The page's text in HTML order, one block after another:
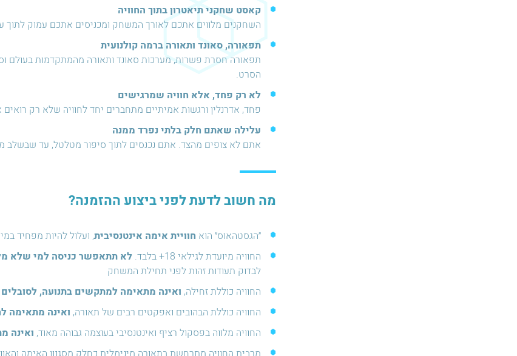
קאסט שחקני תיאטרון בתוך החוויה
השחקנים מלווים אתכם לאורך המשחק ומכניסים אתכם עמוק לתוך
תפאורה, סאונד ותאורה ברמה קולנועית
תפאורה חסרת פשרות, מערכות סאונד ותאורה מהמתקדמות בעולם
הסרט.
לא רק פחד, אלא חוויה שמרגישים
פחד, אדרנלין ורגשות אמיתיים מתחברים יחד לחוויה שלא רק
עלילה שאתם חלק בלתי נפרד ממנה
אתם לא צופים מהצד. אתם נכנסים לתוך סיפור מטלטל, עד שבשלב
מה חשוב לדעת לפני ביצוע ההזמנה?
⁠״הגסטהאוס״ הוא חוויית אימה אינטנסיבית, ועלול להיות מפחיד
⁠החוויה מיועדת לגילאי 18+ בלבד.
לא תתאפשר כניסה למי שלא מלאו
לבדוק תעודות זהות לפני תחילת המשחק
החוויה כוללת זחילה, ואינה מתאימה למתקשים בתנועה, לסובלים
⁠החוויה כוללת הבהובים ואפקטים רבים של תאורה, ואינה מתאימה
החוויה מלווה בפסקול רציף ואינטנסיבי בעוצמה גבוהה מאוד, ואינה